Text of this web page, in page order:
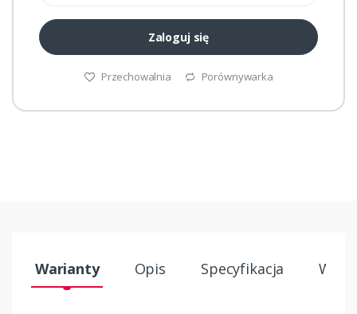
Zaloguj się
Przechowalnia Porównywarka
Warianty Opis Specyfikacja